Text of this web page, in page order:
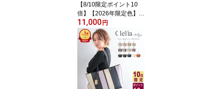
【8/10限定ポイント10
倍】【2026年限定色】
【ドラマ使用】トートバ
ッグ レディース ブラン
ド ファスナー付き 軽い
軽量 A4 大きめ 大容量 肩
掛け 自立 おしゃれ 通勤
通学 かわいい 合皮 Cleli
a クレリア リベルテ CL-
22719 送料無料 C8 旅行
11,000 円